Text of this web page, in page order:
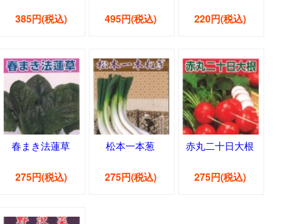
385円(税込) 495円(税込) 220円(税込)
春まき法蓮草
275円(税込)
松本一本葱
275円(税込)
赤丸二十日大根
275円(税込)